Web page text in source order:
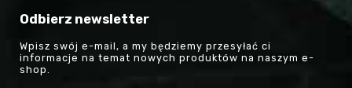
Odbierz newsletter
Wpisz swój e-mail, a my będziemy przesyłać ci
informacje na temat nowych produktów na naszym e-
shop.